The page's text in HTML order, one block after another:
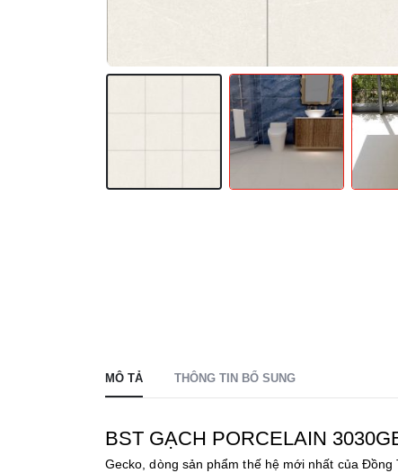
MÔ TẢ THÔNG TIN BỔ SUNG
BST GẠCH PORCELAIN
Gecko, dòng sản phẩm thế hệ mới nhất của